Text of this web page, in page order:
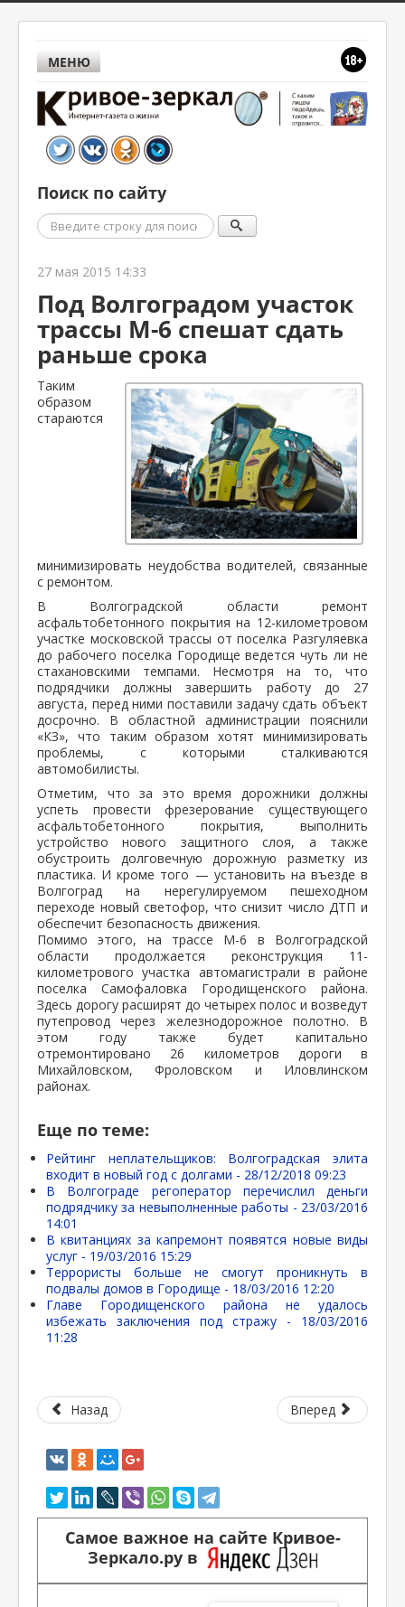
МЕНЮ
Поиск по сайту
Поиск
27 мая 2015 14:33
Под Волгоградом участок
трассы М-6 спешат сдать
раньше срока
Таким
образом
стараются
минимизировать неудобства водителей, связанные
с ремонтом.
В Волгоградской области ремонт
асфальтобетонного покрытия на 12-километровом
участке московской трассы от поселка Разгуляевка
до рабочего поселка Городище ведется чуть ли не
стахановскими темпами. Несмотря на то, что
подрядчики должны завершить работу до 27
августа, перед ними поставили задачу сдать объект
досрочно. В областной администрации пояснили
«КЗ», что таким образом хотят минимизировать
проблемы, с которыми сталкиваются
автомобилисты.
Отметим, что за это время дорожники должны
успеть провести фрезерование существующего
асфальтобетонного покрытия, выполнить
устройство нового защитного слоя, а также
обустроить долговечную дорожную разметку из
пластика. И кроме того — установить на въезде в
Волгоград на нерегулируемом пешеходном
переходе новый светофор, что снизит число ДТП и
обеспечит безопасность движения.
Помимо этого, на трассе М-6 в Волгоградской
области продолжается реконструкция 11-
километрового участка автомагистрали в районе
поселка Самофаловка Городищенского района.
Здесь дорогу расширят до четырех полос и возведут
путепровод через железнодорожное полотно. В
этом году также будет капитально
отремонтировано 26 километров дороги в
Михайловском, Фроловском и Иловлинском
районах.
Еще по теме:
Рейтинг неплательщиков: Волгоградская элита
входит в новый год с долгами - 28/12/2018 09:23
В Волгограде регоператор перечислил деньги
подрядчику за невыполненные работы - 23/03/2016
14:01
В квитанциях за капремонт появятся новые виды
услуг - 19/03/2016 15:29
Террористы больше не смогут проникнуть в
подвалы домов в Городище - 18/03/2016 12:20
Главе Городищенского района не удалось
избежать заключения под стражу - 18/03/2016
11:28
Назад Вперед
Самое важное на сайте Кривое-
Зеркало.ру в